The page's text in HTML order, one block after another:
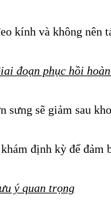
kính và không nên
đoạn phục hồi
sưng sẽ giảm sau
định kỳ để đảm
ý quan trọng